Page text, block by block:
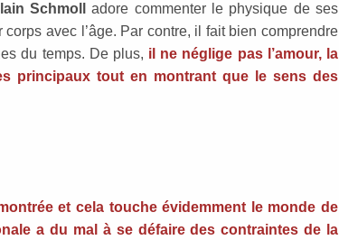
Schmoll
adore commenter le physique de ses
avec l’âge. Par contre, il fait bien comprendre
du temps. De plus, il ne néglige pas l’amour, la
principaux tout en montrant que le sens des
et cela touche évidemment le monde de
a du mal à se défaire des contraintes de la